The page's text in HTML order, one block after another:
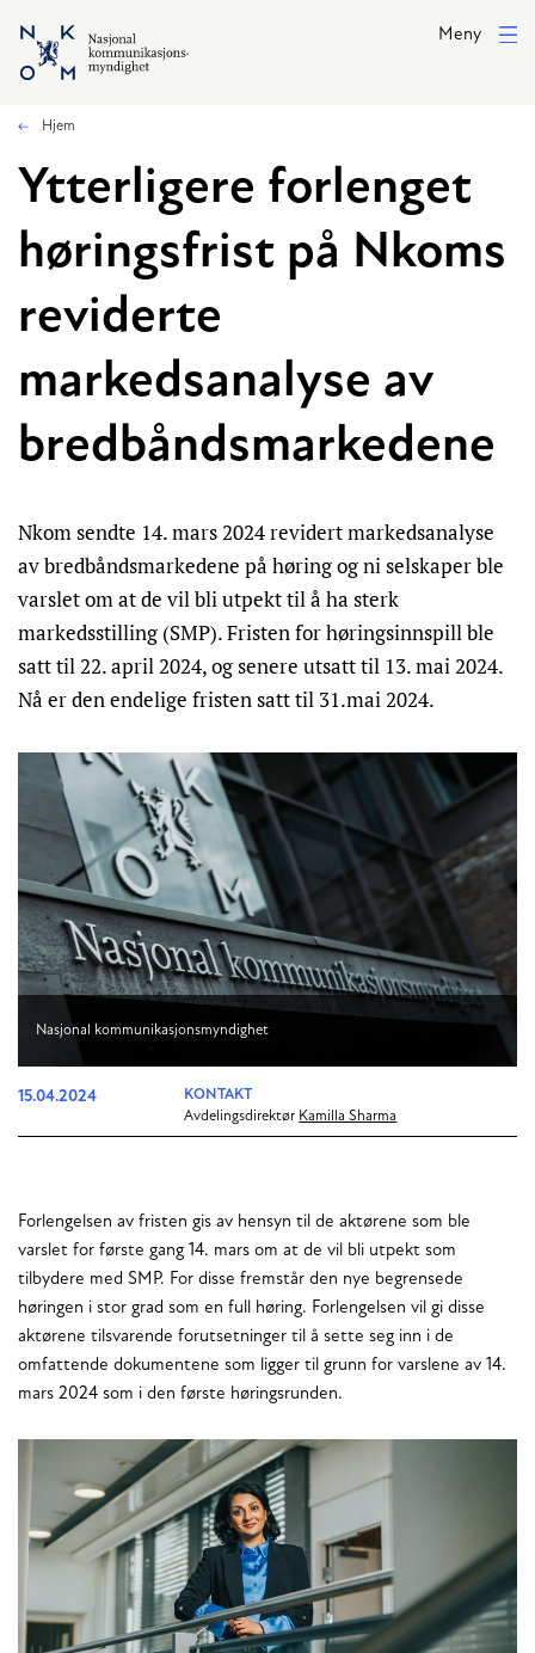
Hopp til hovedinnhold
Meny
Hjem
Ytterligere forlenget
høringsfrist på Nkoms
reviderte
markedsanalyse av
bredbåndsmarkedene
Nkom sendte 14. mars 2024 revidert markedsanalyse
av bredbåndsmarkedene på høring og ni selskaper ble
varslet om at de vil bli utpekt til å ha sterk
markedsstilling (SMP). Fristen for høringsinnspill ble
satt til 22. april 2024, og senere utsatt til 13. mai 2024.
Nå er den endelige fristen satt til 31.mai 2024.
Nasjonal kommunikasjonsmyndighet
15.04.2024
KONTAKT
Avdelingsdirektør Kamilla Sharma
Forlengelsen av fristen gis av hensyn til de aktørene som ble
varslet for første gang 14. mars om at de vil bli utpekt som
tilbydere med SMP. For disse fremstår den nye begrensede
høringen i stor grad som en full høring. Forlengelsen vil gi disse
aktørene tilsvarende forutsetninger til å sette seg inn i de
omfattende dokumentene som ligger til grunn for varslene av 14.
mars 2024 som i den første høringsrunden.